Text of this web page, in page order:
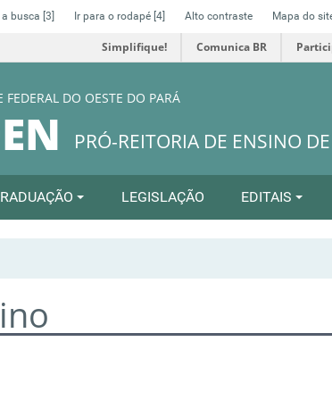
a busca [3] Ir para o rodapé [4] Alto contraste Mapa do
Simplifique! Comunica BR
FEDERAL DO OESTE DO PARÁ
PRÓ-REITORIA DE ENSINO
LEGISLAÇÃO EDITAIS